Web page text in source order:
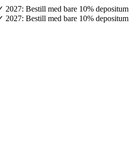
Bestill med bare 10% depositum
Bestill med bare 10% depositum